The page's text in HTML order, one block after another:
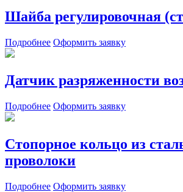
Шайба регулировочная
Подробнее Оформить заявку
Датчик разряженности
Подробнее Оформить заявку
Стопорное кольцо из
проволоки
Подробнее Оформить заявку